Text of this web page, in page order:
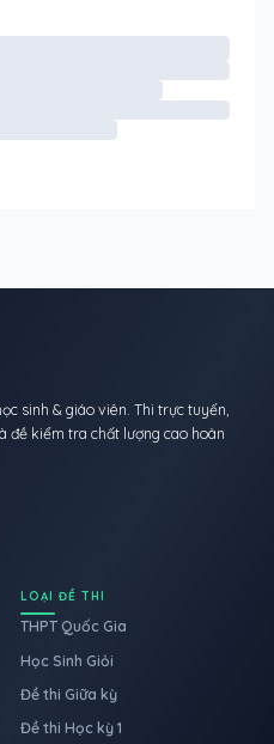
sinh & giáo viên. Thi trực tuyến,
đề kiểm tra chất lượng cao hoàn
LOẠI ĐỀ THI
THPT Quốc Gia
Học Sinh Giỏi
Đề thi Giữa kỳ
Đề thi Học kỳ 1